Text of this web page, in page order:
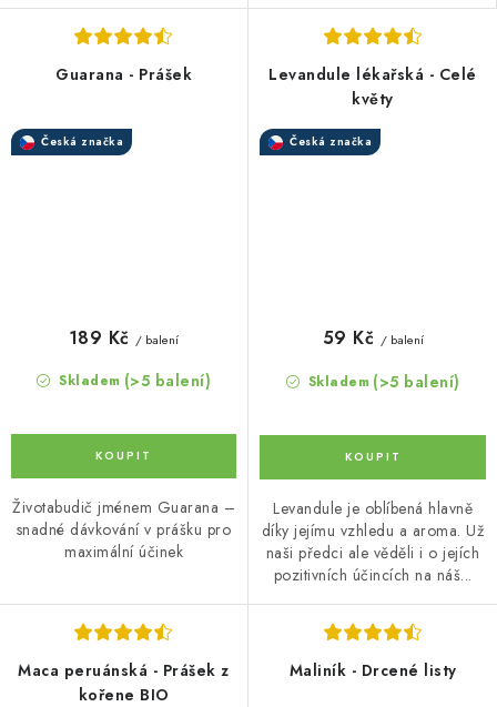
Guarana - Prášek
Česká značka
Skladem (>5 balení)
189 Kč / balení
Životabudič jménem Guarana –
snadné dávkování v prášku pro
maximální účinek
Levandule lékařská - Celé
květy
Česká značka
Skladem (>5 balení)
59 Kč / balení
Levandule je oblíbená hlavně
díky jejímu vzhledu a aroma. Už
naši předci ale věděli i o jejích
pozitivních účincích na náš...
Maca peruánská - Prášek z
kořene BIO
Maliník - Drcené listy